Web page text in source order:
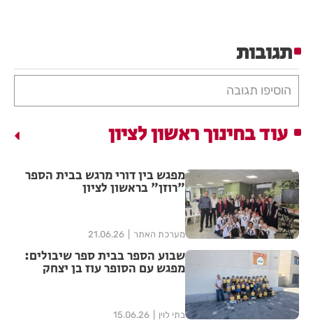
תגובות
הוסיפו תגובה
עוד בחינוך ראשון לציון
מפגש בין דורי מרגש בבית הספר
"רוזן" בראשון לציון
מערכת האתר 21.06.26
שבוע הספר בבית ספר שיבולים:
מפגש עם הסופר עוז בן יצחק
בתי לוין 15.06.26